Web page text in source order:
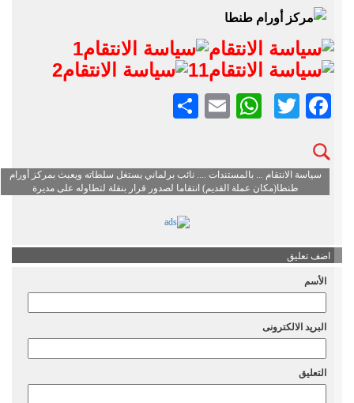
Facebook
Twitter
WhatsApp
Email
سياسة الانتقام ... بالمستندات .... نائب برلماني يستغل سلطاته ويعبث بمركز أورام
طنطا(مكان عملة القديم) انتقاما لصدور قرار بنقلة لتطاوله على مديرة
اضف تعليق
الأسم
البريد الالكترونى
التعليق